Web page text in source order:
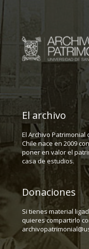
El archivo
El Archivo
Chile nace en 2009
poner en valor el
casa de estudios.
Donaciones
Si tienes material
quieres compartirlo